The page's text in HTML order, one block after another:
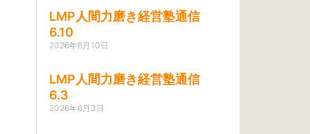
LMP人間力磨き経営塾通信
6.10
2026年6月10日
LMP人間力磨き経営塾通信
6.3
2026年6月3日